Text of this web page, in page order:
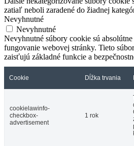
zatiaľ neboli zaradené do žiadnej
Nevyhnutné
Nevyhnutné
Nevyhnutné súbory cookie sú
fungovanie webovej stránky. Tieto
zaisťujú základné funkcie a
Cookie Dĺžka trvania
cookielawinfo-
checkbox-
advertisement
1 rok